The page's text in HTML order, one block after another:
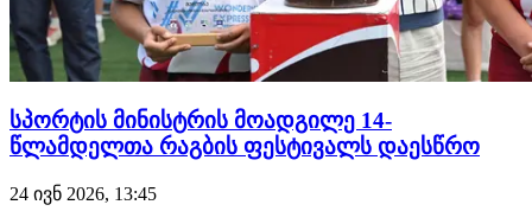
სპორტის მინისტრის მოადგილე 14-
წლამდელთა რაგბის ფესტივალს დაესწრო
24 ივნ 2026, 13:45